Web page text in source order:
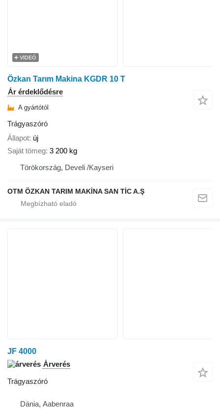
VIDEÓ
Özkan Tarım Makina KGDR 10 T
Ár érdeklődésre
A gyártótól
Trágyaszóró
Állapot új
Saját tömeg 3 200 kg
Törökország, Develi /Kayseri
OTM ÖZKAN TARIM MAKİNA SAN TİC A.Ş
JF 4000
Árverés
Trágyaszóró
Dánia, Aabenraa